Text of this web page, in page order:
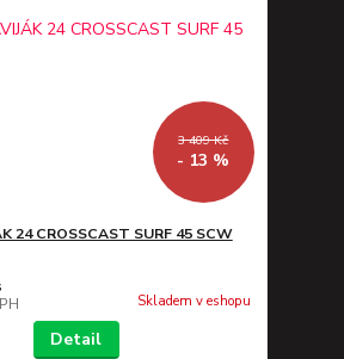
3 409 Kč
- 13 %
24 CROSSCAST SURF 45 SCW
Skladem v eshopu
Detail